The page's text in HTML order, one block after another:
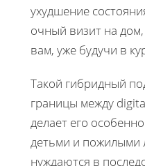
ухудшение
очный визит на дом,
вам, уже будучи в
Такой гибридный
границы между
делает его
детьми и пожилыми
нуждаются в